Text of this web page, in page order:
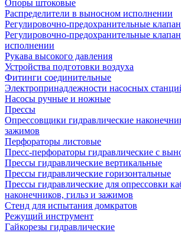
Опоры штоковые
Распределители в выносном исполнении
Регулировочно-предохранительные
Регулировочно-предохранительные
исполнении
Рукава высокого давления
Устройства подготовки воздуха
Фитинги соединительные
Электропринадлежности насосных
Насосы ручные и ножные
Прессы
Опрессовщики гидравлические
зажимов
Перфораторы листовые
Пресс-перфораторы гидравлические с
Прессы гидравлические вертикальные
Прессы гидравлические горизонтальные
Прессы гидравлические для опрессовки
наконечников, гильз и зажимов
Стенд для испытания домкратов
Режущий инструмент
Гайкорезы гидравлические